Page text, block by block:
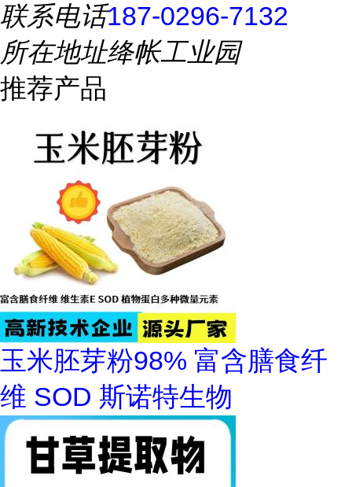
联系电话187-0296-7132
所在地址绛帐工业园
推荐产品
玉米胚芽粉98% 富含膳食纤
维 SOD 斯诺特生物